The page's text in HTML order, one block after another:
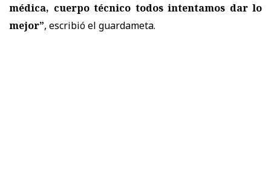
médica, cuerpo técnico todos intentamos dar lo
mejor”, escribió el guardameta.